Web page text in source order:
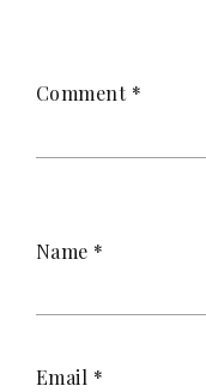
Comment *
Name *
Email *